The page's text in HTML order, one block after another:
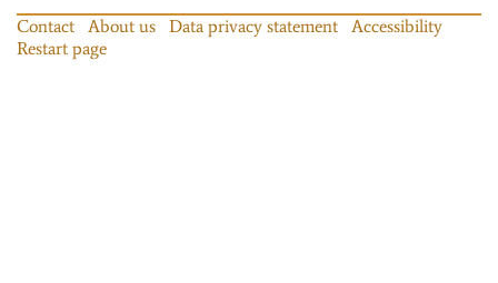
Contact About us Data privacy statement
Accessibility
Restart page